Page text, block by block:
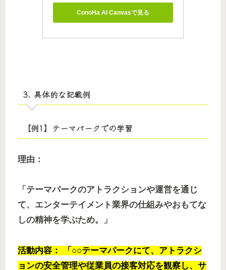
ConoHa AI Canvasで見る
3. 具体的な記載例
【例1】テーマパークでの学習
理由：
「テーマパークのアトラクションや運営を通じ
て、エンターテイメント業界の仕組みやおもてな
しの精神を学ぶため。」
活動内容： 「○○テーマパークにて、アトラクシ
ョンの安全管理や従業員の接客対応を観察し、サ